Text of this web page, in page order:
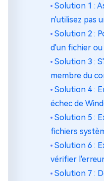
Solution 1 :
n'utilisez pas
Solution 2 :
d'un fichier
Solution 3 :
membre du
Solution 4 :
échec de
Solution 5 :
fichiers
Solution 6 :
vérifier
Solution 7 :